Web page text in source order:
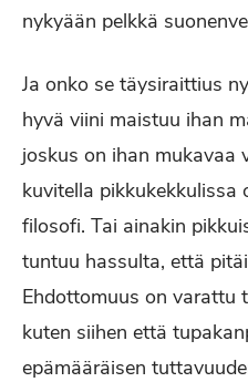
nykyään pelkkä
Ja onko se täysiraittius
hyvä viini maistuu ihan
joskus on ihan mukavaa
kuvitella pikkukekkulissa
filosofi. Tai ainakin
tuntuu hassulta, että
Ehdottomuus on varattu
kuten siihen että
epämääräisen